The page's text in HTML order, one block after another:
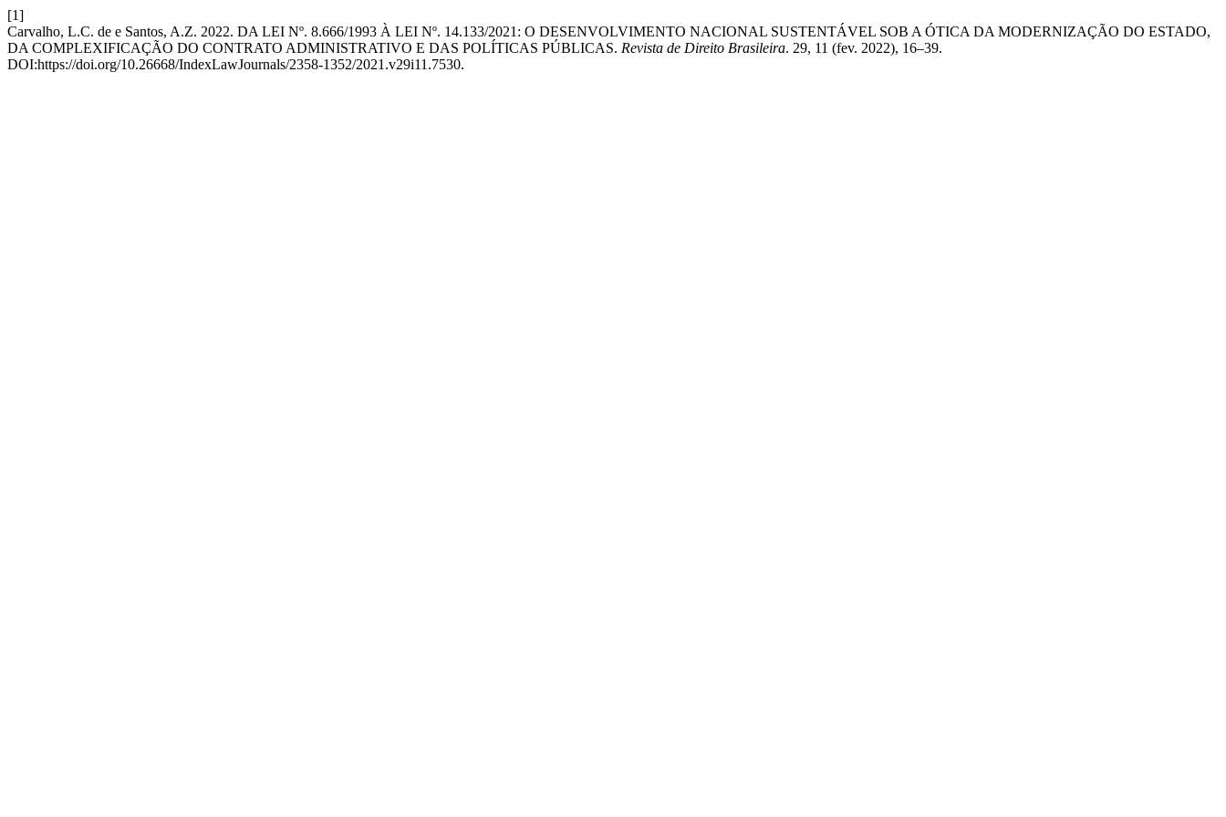
[1]
Carvalho, L.C. de e Santos, A.Z. 2022. DA LEI Nº. 8.666/1993 À LEI Nº. 14.133/2021: O DESENVOLVIMENTO NACIONAL SUSTENTÁVEL SOB A ÓTICA DA MODERNIZAÇÃO DO ESTADO,
DA COMPLEXIFICAÇÃO DO CONTRATO ADMINISTRATIVO E DAS POLÍTICAS PÚBLICAS. Revista de Direito Brasileira. 29, 11 (fev. 2022), 16–39.
DOI:https://doi.org/10.26668/IndexLawJournals/2358-1352/2021.v29i11.7530.